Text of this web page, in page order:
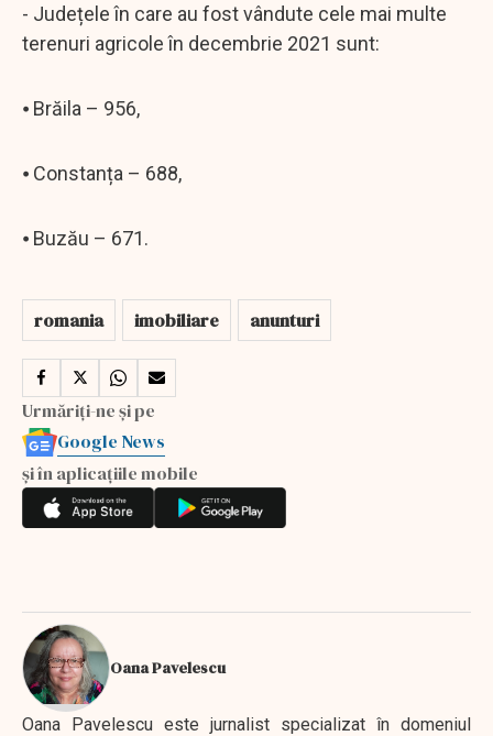
- Județele în care au fost vândute cele mai multe
terenuri agricole în decembrie 2021 sunt:
⦁ Brăila – 956,
⦁ Constanța – 688,
⦁ Buzău – 671.
romania imobiliare anunturi
Urmăriți-ne și pe
Google News
și în aplicațiile mobile
Oana Pavelescu
Oana Pavelescu este jurnalist specializat în domeniul